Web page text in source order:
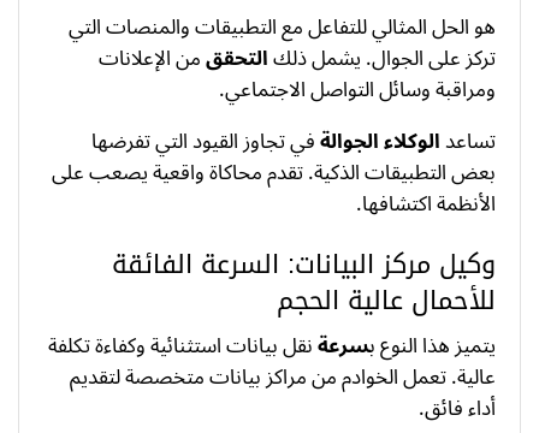
هو الحل المثالي للتفاعل مع التطبيقات والمنصات التي
تركز على الجوال. يشمل ذلكالتحققمن الإعلانات
ومراقبة وسائل التواصل الاجتماعي.
تساعدالوكلاء الجوالةفي تجاوز القيود التي تفرضها
بعض التطبيقات الذكية. تقدم محاكاة واقعية يصعب على
الأنظمة اكتشافها.
وكيل مركز البيانات: السرعة الفائقة
للأحمال عالية الحجم
يتميز هذا النوع بسرعةنقل بيانات استثنائية وكفاءة تكلفة
عالية. تعمل الخوادم من مراكز بيانات متخصصة لتقديم
أداء فائق.